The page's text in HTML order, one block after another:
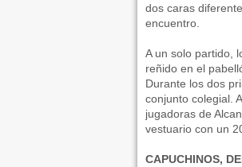
dos caras
encuentro.
A un solo partido,
reñido en el
Durante los dos
conjunto colegial.
jugadoras de
vestuario con un
CAPUCHINOS,